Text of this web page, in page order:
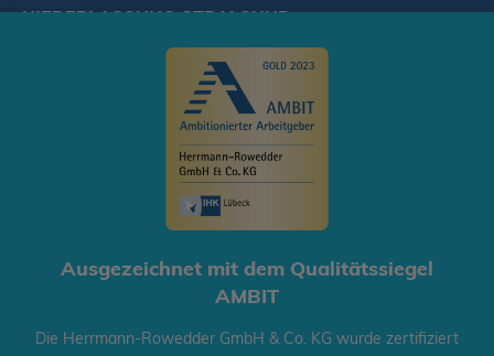
NIEDERLASSUNG STRALSUND
Herrmann-Rowedder GmbH & Co. KG
Am Umspannwerk 2, 18437 Stralsund
Tel.: 03831 - 28 49 88-0
stralsund@hhl-kr-grosskuechen.de
© 2020 Herrmann-Rowedder GmbH & Co. KG
Datenschutz
Ausgezeichnet mit dem Qualitätssiegel
AMBIT
Die Herrmann-Rowedder GmbH & Co. KG wurde zertifiziert